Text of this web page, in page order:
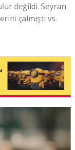
değildi. Seyran
çalmıştı vs.